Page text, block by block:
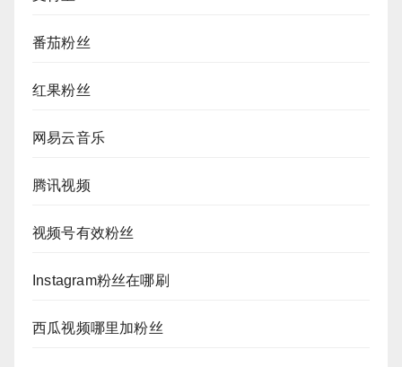
番茄粉丝
红果粉丝
网易云音乐
腾讯视频
视频号有效粉丝
Instagram粉丝在哪刷
西瓜视频哪里加粉丝